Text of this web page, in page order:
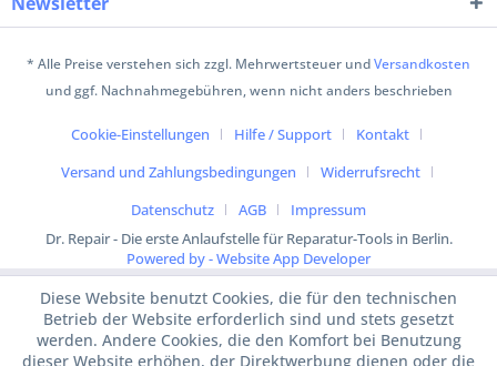
* Alle Preise verstehen sich zzgl. Mehrwertsteuer undVersandkosten
und ggf. Nachnahmegebühren, wenn nicht anders beschrieben
Cookie-Einstellungen Hilfe / Support
Kontakt
Versand und Zahlungsbedingungen
Widerrufsrecht
Datenschutz
AGB
Impressum
Dr. Repair - Die erste Anlaufstelle für Reparatur-Tools in Berlin.
Powered by - Website App Developer
Diese Website benutzt Cookies, die für den technischen
Betrieb der Website erforderlich sind und stets gesetzt
werden. Andere Cookies, die den Komfort bei Benutzung
dieser Website erhöhen, der Direktwerbung dienen oder die